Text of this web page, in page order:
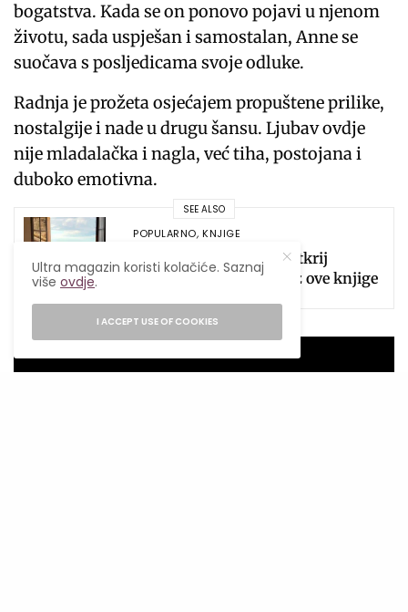
bogatstva. Kada se on ponovo pojavi u njenom
životu, sada uspješan i samostalan, Anne se
suočava s posljedicama svoje odluke.
Radnja je prožeta osjećajem propuštene prilike,
nostalgije i nade u drugu šansu. Ljubav ovdje
nije mladalačka i nagla, već tiha, postojana i
duboko emotivna.
SEE ALSO
POPULARNO,KNJIGE
Putovanje bez kofera: Otkrij
nepoznate svjetove kroz ove knjige
Ultra magazin koristi kolačiće. Saznaj
višeovdje.
I ACCEPT USE OF COOKIES